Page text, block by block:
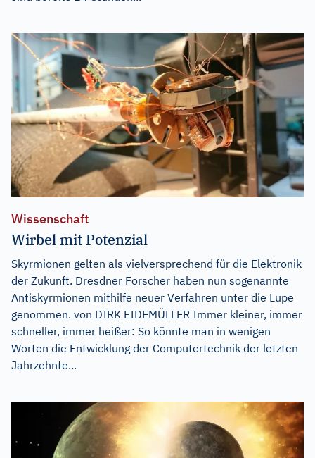
Wissenschaft
Wirbel mit Potenzial
Skyrmionen gelten als vielversprechend für die Elektronik
der Zukunft. Dresdner Forscher haben nun sogenannte
Antiskyrmionen mithilfe neuer Verfahren unter die Lupe
genommen. von DIRK EIDEMÜLLER Immer kleiner, immer
schneller, immer heißer: So könnte man in wenigen
Worten die Entwicklung der Computertechnik der letzten
Jahrzehnte...